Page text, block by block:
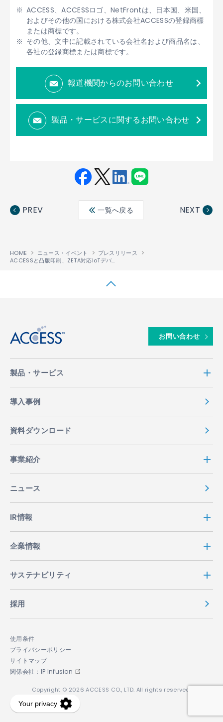
ACCESS、ACCESSロゴ、NetFrontは、日本国、米国、
およびその他の国における株式会社ACCESSの登録商標
または商標です。
その他、文中に記載されている会社名および商品名は、
各社の登録商標または商標です。
報道機関からのお問い合わせ
製品・サービスに関するお問い合わせ
ebo ter
edin
PREV 一覧へ戻る NEXT
HOME ニュース・イベント
プレスリリース
ACCESSと凸版印刷、ZETA対応IoTデバイス開発で協業
お問い合わせ
製品・サービス
導入事例
資料ダウンロード
事業紹介
ニュース
IR情報
企業情報
サステナビリティ
採用
使用条件
プライバシーポリシー
サイトマップ
関係会社：IP Infusion
Copyright © 2026 ACCESS CO., LTD. All rights reserved.